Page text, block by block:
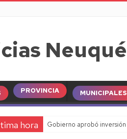
PROVINCIA MUNICIPALES
hora Gobierno aprobó